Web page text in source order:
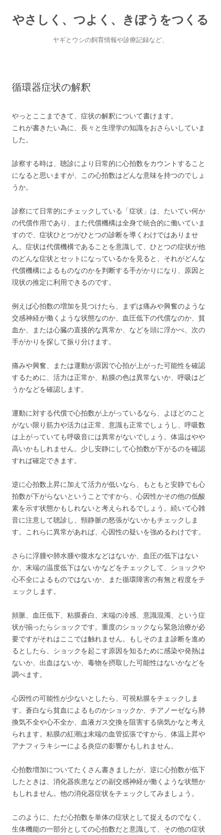
やさしく、つよく、きぼうをつくる
ヤギとウシの飼育情報や診療記録など、
循環器症状の解釈
やっとここまできて、症状の解釈について書けます。
これが書きたい為に、長々と生理学の知識をおさらいしていま
した。
診察する時は、聴診により日常的に心拍数をカウントすること
になると思いますが、この心拍数はどんな意味を持つのでしょ
うか。
診察にて日常的にチェックしている「症状」は、たいてい何か
の代償作用であり、また代償機構は全身で統合的に働いていま
すので、症状ひとつがひとつの診断を導くわけではありませ
ん。症状は代償機構であることを意識して、ひとつの症状が他
のどんな症状とセットになっているかを見ると、それがどんな
代償機構によるものなのかを判断する手がかりになり、原因と
現状の推定に利用できるのです。
例えば心拍数の増加を見つけたら、まずは痛みや興奮のような
交感神経が働くような状態なのか、血圧低下の代償なのか、貧
血か、または心臓の直接的な異常か、などを頭に浮かべ、次の
手がかりを探して振り分けます。
痛みや興奮、または運動が原因で心拍が上がった可能性を確認
するために、活力は正常か、粘膜の色は異常ないか、呼吸はど
うかなどを確認します。
運動に対する代償で心拍数が上がっているなら、よほどのこと
がない限り筋力や活力は正常、意識も正常でしょうし、呼吸数
は上がっていても呼吸音には異常がないでしょう。体温はやや
高いかもしれません。少し安静にして心拍数が下がるのを確認
すれば確定できます。
逆に心拍数上昇に加えて活力が低いなら、もともと安静でも心
拍数が下がらないということですから、心因性かその他の低酸
素を示す状態かもしれないと考えられるでしょう。続いて心雑
音に注意して聴診し、頸静脈の怒張がないかもチェックしま
す。これらに異常があれば、心因性の疑いを強めるわけです。
さらに浮腫や肺水腫や腹水などはないか、血圧の低下はない
か、末端の温度低下はないかなどをチェックして、ショックや
心不全によるものではないか、また循環障害の有無と程度をチ
ェックします。
頻脈、血圧低下、粘膜蒼白、末端の冷感、意識混濁、という症
状が揃ったらショックです。重度のショックなら緊急治療が必
要ですがそれはここでは触れません。もしそのまま診断を進め
るとしたら、ショックを起こす原因を知るために感染や発熱は
ないか、出血はないか、毒物を摂取した可能性はないかなどを
調べます。
心因性の可能性が少ないとしたら、可視粘膜をチェックしま
す。蒼白なら貧血によるものかショックか、チアノーゼなら肺
換気不全や心不全か、血液ガス交換を阻害する病気かなと考え
られます。粘膜の紅潮は末端の血管拡張ですから、体温上昇や
アナフィラキシーによる炎症の影響かもしれません。
心拍数増加についてたくさん書きましたが、逆に心拍数が低下
したときは、消化器疾患などの副交感神経が働くような状態か
もしれません。他の消化器症状をチェックしてみましょう。
このように、ただ心拍数を単体の症状として捉えるのでなく、
生体機能の一部分としての心拍数だと意識して、その他の症状